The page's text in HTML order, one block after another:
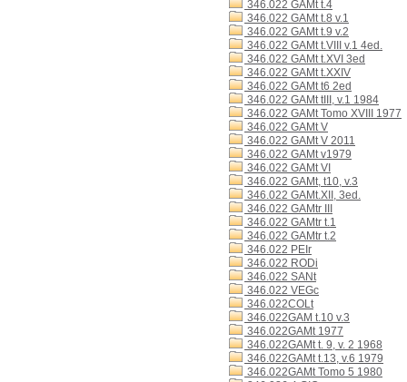
346.022 GAMt t.4
346.022 GAMt t.8 v.1
346.022 GAMt t.9 v.2
346.022 GAMt t.VIII v.1 4ed.
346.022 GAMt t.XVI 3ed
346.022 GAMt t.XXIV
346.022 GAMt t6 2ed
346.022 GAMt tIII, v.1 1984
346.022 GAMt Tomo XVIII 1977
346.022 GAMt V
346.022 GAMt V 2011
346.022 GAMt v1979
346.022 GAMt VI
346.022 GAMt, t10, v.3
346.022 GAMt.XII, 3ed.
346.022 GAMtr III
346.022 GAMtr t.1
346.022 GAMtr t.2
346.022 PEIr
346.022 RODi
346.022 SANt
346.022 VEGc
346.022COLt
346.022GAM t.10 v.3
346.022GAMt 1977
346.022GAMt t. 9, v. 2 1968
346.022GAMt t.13, v.6 1979
346.022GAMt Tomo 5 1980